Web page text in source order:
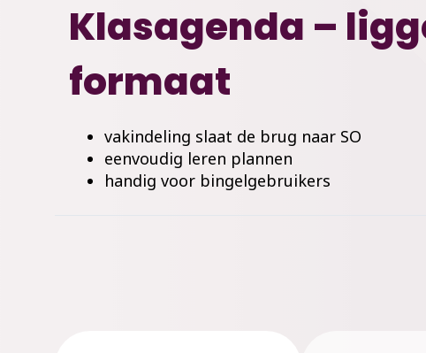
Klasagenda –
formaat
vakindeling slaat de brug naar SO
eenvoudig leren plannen
handig voor bingelgebruikers